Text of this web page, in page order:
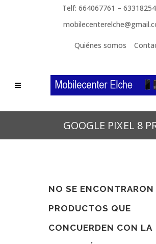
Telf: 664067761 –
Quiénes somos
GOOGLE PIXEL 8
NO SE ENCONTRARON
PRODUCTOS QUE
CONCUERDEN CON LA